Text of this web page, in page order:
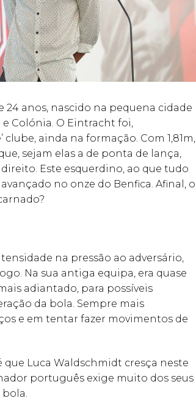
anos, nascido na pequena cidade
Colónia. O Eintracht foi,
ainda na formação. Com 1,81m,
sejam elas a de ponta de lança,
Este esquerdino, ao que tudo
no onze do Benfica. Afinal, o
na pressão ao adversário,
Na sua antiga equipa, era quase
adiantado, para possíveis
da bola. Sempre mais
e em tentar fazer movimentos de
que Luca Waldschmidt cresça neste
português exige muito dos seus
bola.